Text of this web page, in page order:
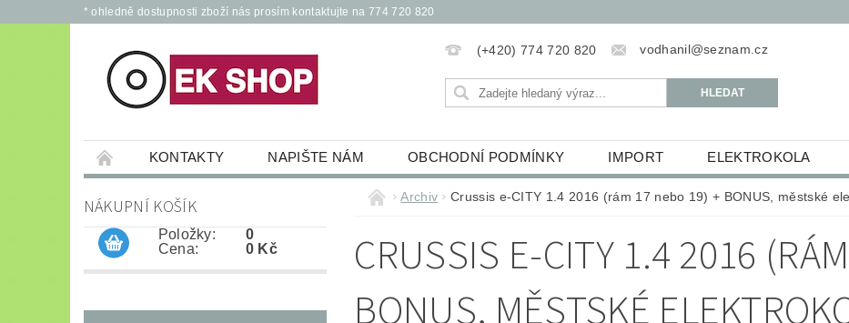
* ohledně dostupnosti zboží nás prosím kontaktujte na 774 720 820
(+420) 774 720 820 vodhanil@seznam.cz
KONTAKTY NAPIŠTE NÁM OBCHODNÍ PODMÍNKY IMPORT ELEKTROKOLA
PŘÍSLUŠENSTVÍ PRO ELEKTROKOLA A KOLOBĚŽKY ELEKTROKOLOBĚŽKY HUDEBNINY
JÍZDNÍ KOLA * OCHRANNÉ POMŮCKY
NÁKUPNÍ KOŠÍK
Položky:
Cena:
0
0 Kč
Archiv Crussis e-CITY 1.4 2016 (rám 17 nebo 19) + BONUS, městské
CRUSSIS E-CITY 1.4 2016